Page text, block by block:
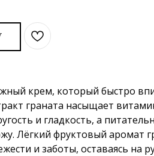
крем, который быстро
граната насыщает
и гладкость, а
Лёгкий фруктовый аромат
и заботы, оставаясь на